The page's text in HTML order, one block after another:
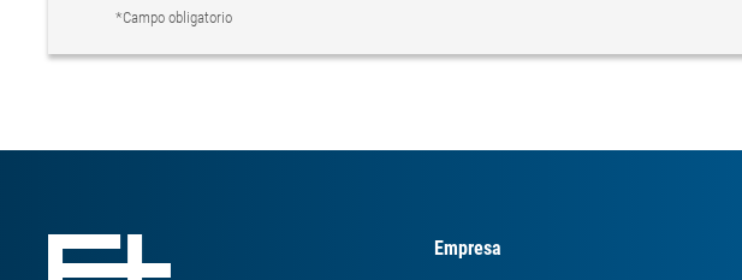
*Campo obligatorio
Empresa